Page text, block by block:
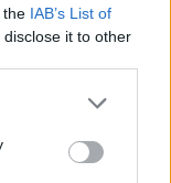
the IAB’s List of
it to other
00:00:30
dviejų moterų ir